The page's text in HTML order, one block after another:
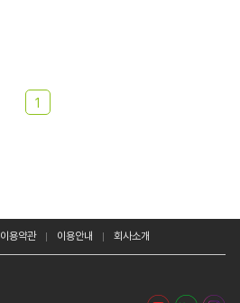
1
이용약관 이용안내 회사소개